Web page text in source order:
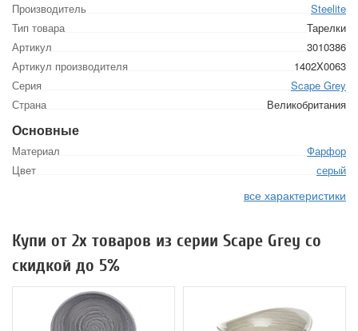
Производитель
Steelite
Тип товара
Тарелки
Артикул
3010386
Артикул производителя
1402X0063
Серия
Scape Grey
Страна
Великобритания
Основные
Материал
Фарфор
Цвет
серый
все характеристики
Купи от 2х товаров из серии Scape Grey со
скидкой до 5%